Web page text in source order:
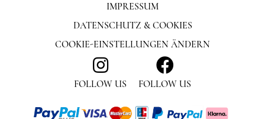
FOLLOW US FOLLOW US
IMPRESSUM
DATENSCHUTZ & COOKIES
COOKIE-EINSTELLUNGEN ÄNDERN